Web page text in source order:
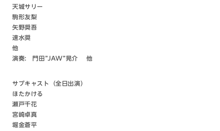
天城サリー
駒形友梨
矢野奨吾
速水奨
他
演奏: 門田”JAW”晃介 他
サブキャスト（全日出演）
ほたかける
瀬戸千花
宮崎卓真
堀金蒼平